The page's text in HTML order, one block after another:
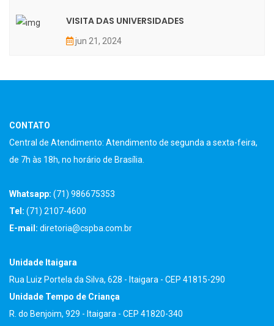
VISITA DAS UNIVERSIDADES
jun 21, 2024
CONTATO
Central de Atendimento: Atendimento de segunda a sexta-feira,
de 7h às 18h, no horário de Brasília.
Whatsapp: (71) 986675353
Tel: (71) 2107-4600
E-mail: diretoria@cspba.com.br
Unidade Itaigara
Rua Luiz Portela da Silva, 628 - Itaigara - CEP 41815-290
Unidade Tempo de Criança
R. do Benjoim, 929 - Itaigara - CEP 41820-340